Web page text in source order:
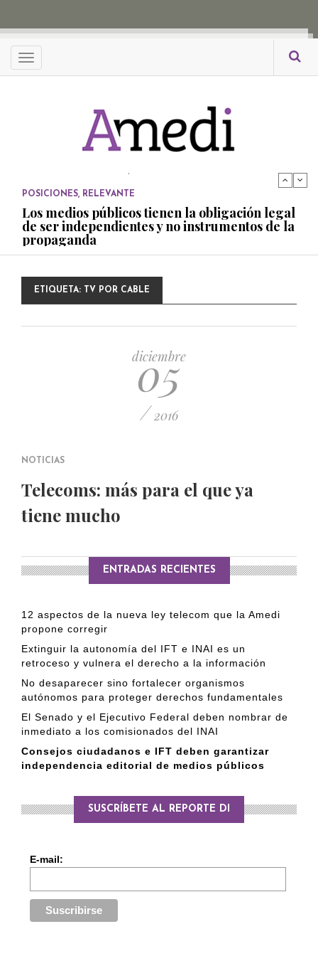
Menu
POSICIONES
Consejos ciudadanos e IFT deben garantizar
independencia editorial de medios públicos
Amedi condena atentado contra Ciro Gómez
POSICIONES, RELEVANTE
Los medios públicos tienen la obligación legal
de ser independientes y no instrumentos de la
propaganda
PUBLICADO EL 27 NOVIEMBRE, 2022
Consejos ciudadanos e IFT deben garantizar
ETIQUETA: TV POR CABLE
diciembre
05
/ 2016
NOTICIAS
Telecoms: más para el que ya
tiene mucho
ENTRADAS RECIENTES
12 aspectos de la nueva ley telecom que la Amedi
propone corregir
Extinguir la autonomía del IFT e INAI es un
retroceso y vulnera el derecho a la información
No desaparecer sino fortalecer organismos
autónomos para proteger derechos fundamentales
El Senado y el Ejecutivo Federal deben nombrar de
inmediato a los comisionados del INAI
Consejos ciudadanos e IFT deben garantizar
independencia editorial de medios públicos
SUSCRÍBETE AL REPORTE DI
E-mail: